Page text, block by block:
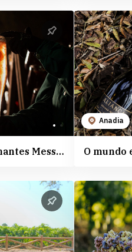
Mundo dos Espumantes Messias
Anadia